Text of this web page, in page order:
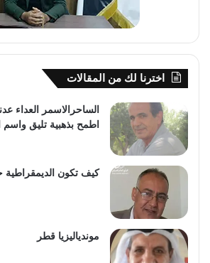
اخترنا لك من المقالات
الساحرالاسمر العداء
اطمح بذهبية تليق واسم
كيف تكون الديمقراطية
موندياليزيا قطر